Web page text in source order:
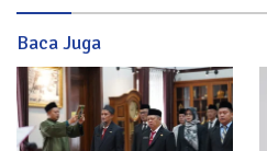
Baca Juga